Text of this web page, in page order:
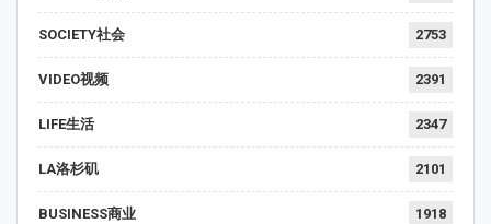
SOCIETY社会 2753
VIDEO视频 2391
LIFE生活 2347
LA洛杉矶 2101
BUSINESS商业 1918